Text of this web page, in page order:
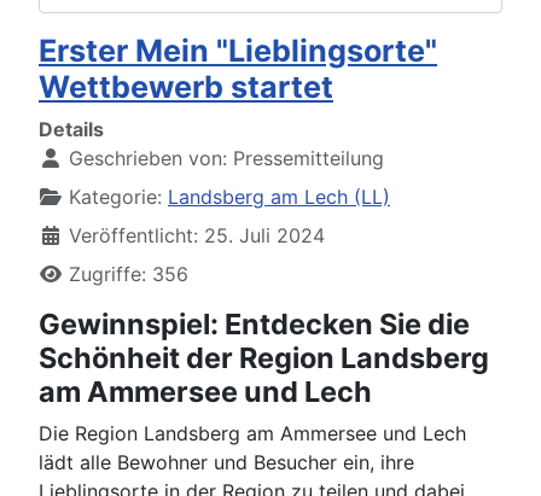
Erster Mein "Lieblingsorte"
Wettbewerb startet
Details
Geschrieben von: Pressemitteilung
Kategorie: Landsberg am Lech (LL)
Veröffentlicht: 25. Juli 2024
Zugriffe: 356
Gewinnspiel: Entdecken Sie die
Schönheit der Region Landsberg
am Ammersee und Lech
Die Region Landsberg am Ammersee und Lech
lädt alle Bewohner und Besucher ein, ihre
Lieblingsorte in der Region zu teilen und dabei